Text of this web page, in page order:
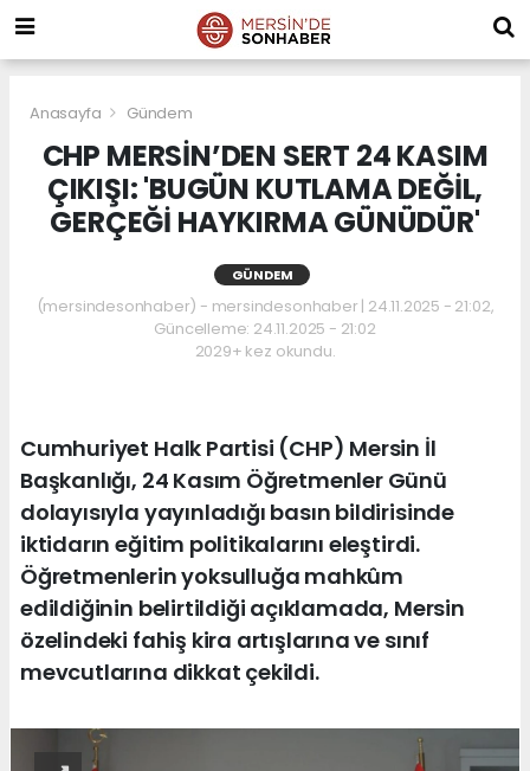
Anasayfa Gündem
CHP MERSİN’DEN SERT 24 KASIM
ÇIKIŞI: 'BUGÜN KUTLAMA DEĞİL,
GERÇEĞİ HAYKIRMA GÜNÜDÜR'
GÜNDEM
(mersindesonhaber) - mersindesonhaber | 24.11.2025 - 21:02,
Güncelleme: 24.11.2025 - 21:02
2029+ kez okundu.
​Cumhuriyet Halk Partisi (CHP) Mersin İl
Başkanlığı, 24 Kasım Öğretmenler Günü
dolayısıyla yayınladığı basın bildirisinde
iktidarın eğitim politikalarını eleştirdi.
Öğretmenlerin yoksulluğa mahkûm
edildiğinin belirtildiği açıklamada, Mersin
özelindeki fahiş kira artışlarına ve sınıf
mevcutlarına dikkat çekildi.